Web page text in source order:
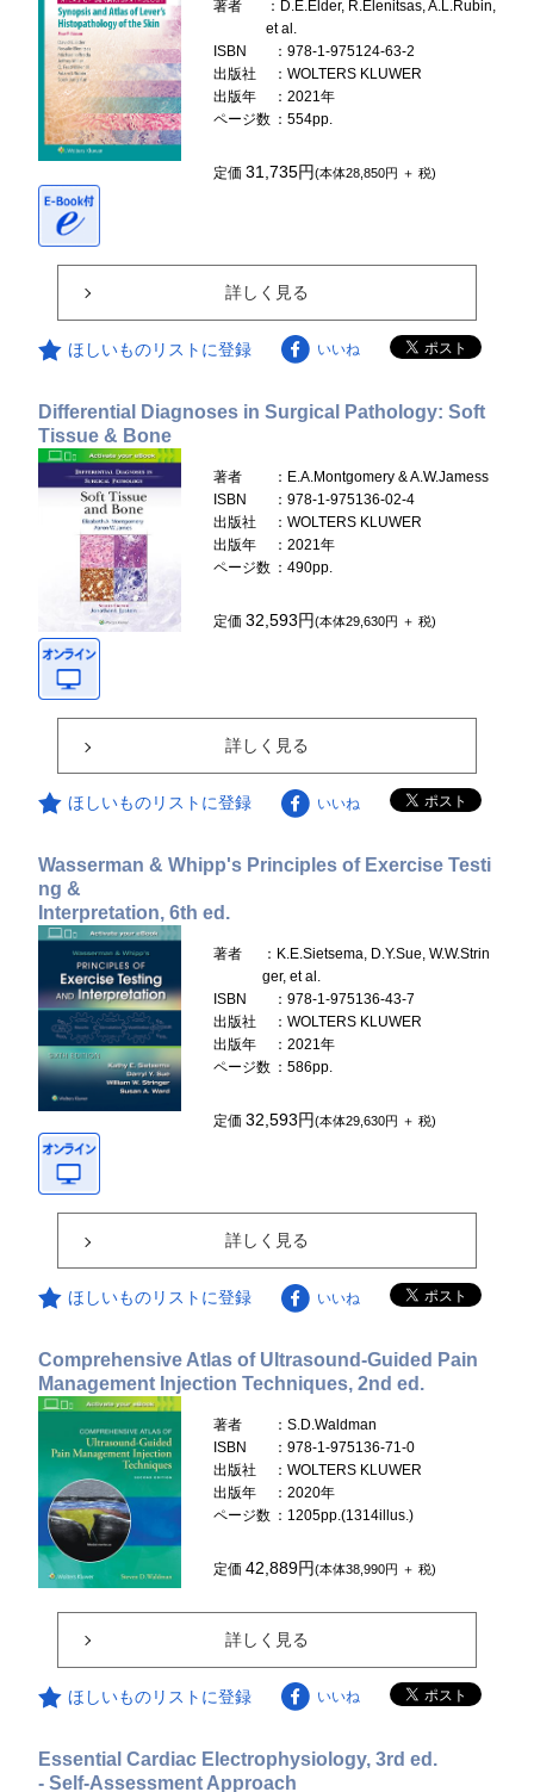
著者
：D.E.Elder, R.Elenitsas, A.L.Rubin,
et al.
ISBN
：978-1-975124-63-2
出版社
：WOLTERS KLUWER
出版年
：2021年
ページ数 ：554pp.
定価31,735円(本体28,850円 ＋ 税)
詳しく見る
ほしいものリストに登録 いいね
Differential Diagnoses in Surgical Pathology: Soft
Tissue & Bone
著者
：E.A.Montgomery & A.W.Jamess
ISBN
：978-1-975136-02-4
出版社
：WOLTERS KLUWER
出版年
：2021年
ページ数 ：490pp.
定価32,593円(本体29,630円 ＋ 税)
詳しく見る
ほしいものリストに登録 いいね
Wasserman & Whipp's Principles of Exercise Testi
ng &
Interpretation, 6th ed.
著者
：K.E.Sietsema, D.Y.Sue, W.W.Strin
ger, et al.
ISBN
：978-1-975136-43-7
出版社
：WOLTERS KLUWER
出版年
：2021年
ページ数 ：586pp.
定価32,593円(本体29,630円 ＋ 税)
詳しく見る
ほしいものリストに登録 いいね
Comprehensive Atlas of Ultrasound-Guided Pain
Management Injection Techniques, 2nd ed.
著者
：S.D.Waldman
ISBN
：978-1-975136-71-0
出版社
：WOLTERS KLUWER
出版年
：2020年
ページ数 ：1205pp.(1314illus.)
定価42,889円(本体38,990円 ＋ 税)
詳しく見る
ほしいものリストに登録 いいね
Essential Cardiac Electrophysiology, 3rd ed.
- Self-Assessment Approach